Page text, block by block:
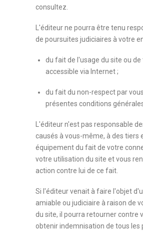
consultez.
L'éditeur ne pourra être tenu
de poursuites judiciaires à votre
du fait de l'usage du site ou
accessible via Internet ;
du fait du non-respect par
présentes conditions
L'éditeur n'est pas responsable
causés à vous-même, à des tiers
équipement du fait de votre
votre utilisation du site et vous
action contre lui de ce fait.
Si l'éditeur venait à faire l'objet
amiable ou judiciaire à raison de
du site, il pourra retourner contre
obtenir indemnisation de tous les